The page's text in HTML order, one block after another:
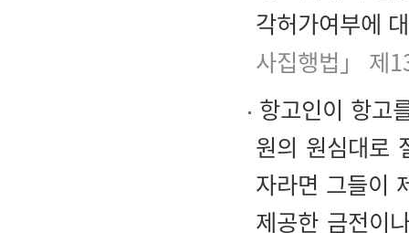
각허가여부에
사집행법」 제
항고인이 항고
원의 원심대로
자라면 그들이
제공한 금전이